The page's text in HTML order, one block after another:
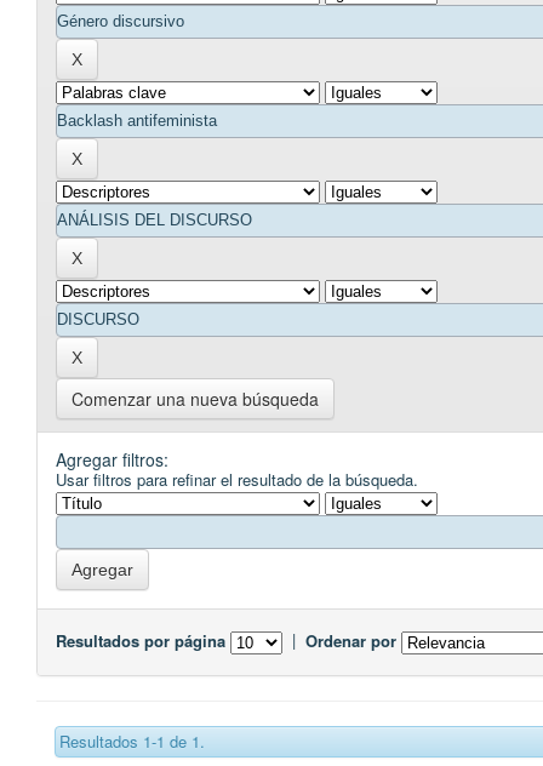
Comenzar una nueva búsqueda
Agregar filtros:
Usar filtros para refinar el resultado de la búsqueda.
Resultados por página | Ordenar por
Resultados 1-1 de 1.